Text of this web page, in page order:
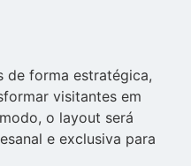
de forma estratégica,
visitantes em
o layout será
e exclusiva para